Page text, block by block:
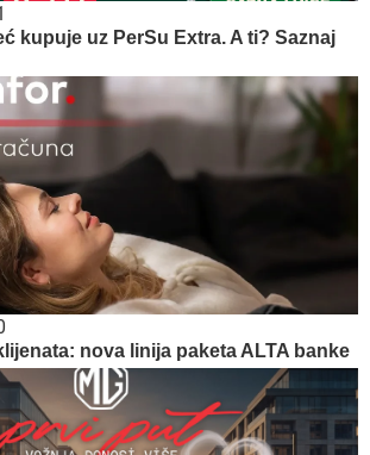
kupuje uz PerSu Extra. A ti? Saznaj
nova linija paketa ALTA banke